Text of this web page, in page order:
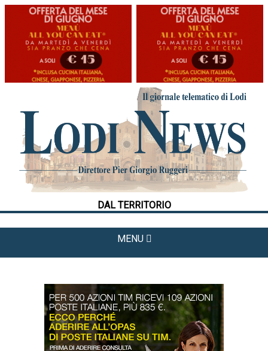
DAL TERRITORIO
MENU
HOME
CRONACA
POLITICA
LA FOTO
METEO
CULTURA
DAL TERRITORIO
OROSCOPO
LA PIAZZA
ANIMALI